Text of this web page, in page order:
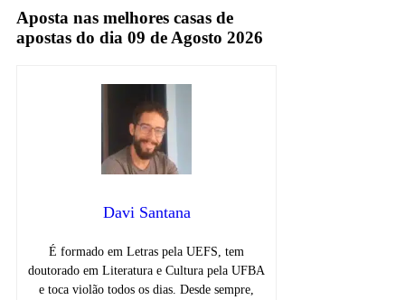
Aposta nas melhores casas de
apostas do dia 09 de Agosto 2026
Davi Santana
É formado em Letras pela UEFS, tem
doutorado em Literatura e Cultura pela UFBA
e toca violão todos os dias. Desde sempre,